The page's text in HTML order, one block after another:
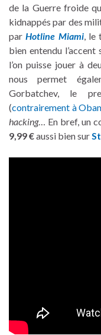
de la Guerre froide
kidnappés par des
parHotline Miami, le
bien entendu
l’on puisse jouer à
nous permet
Gorbatchev, le
(contrairement à
hacking… En bref, un
9,99 €aussi bien sur